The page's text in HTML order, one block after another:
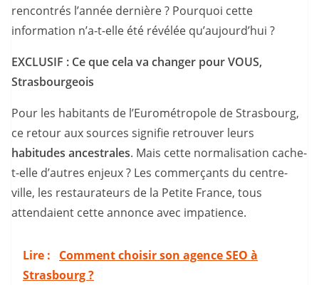
rencontrés l’année dernière ? Pourquoi cette
information n’a-t-elle été révélée qu’aujourd’hui ?
EXCLUSIF : Ce que cela va changer pour VOUS,
Strasbourgeois
Pour les habitants de l’Eurométropole de Strasbourg,
ce retour aux sources signifie retrouver leurs
habitudes ancestrales. Mais cette normalisation cache-
t-elle d’autres enjeux ? Les commerçants du centre-
ville, les restaurateurs de la Petite France, tous
attendaient cette annonce avec impatience.
Lire :
Comment choisir son agence SEO à
Strasbourg ?